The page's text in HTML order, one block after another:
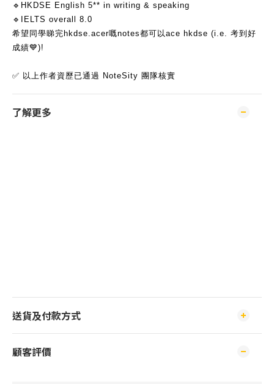
🔹HKDSE English 5** in writing & speaking
🔹IELTS overall 8.0
希望同學睇完hkdse.acer嘅notes都可以ace hkdse (i.e. 考到好
成績💙)!
✅ 以上作者資歷已通過 NoteSity 團隊核實
了解更多
送貨及付款方式
顧客評價